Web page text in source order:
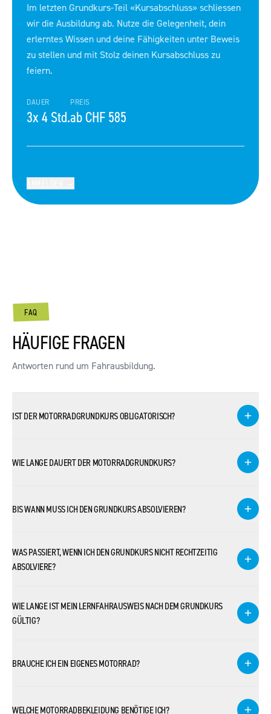
Im letzten Grundkurs-Teil «Kursabschluss» schliessen
wir die Ausbildung ab. Nutze die Gelegenheit, dein
erlerntes Wissen und deine Fähigkeiten unter Beweis
zu stellen und mit Stolz deinen Kursabschluss zu
feiern.
DAUER
3x 4 Std.
PREIS
ab CHF 585
FAQ
HÄUFIGE FRAGEN
Antworten rund um Fahrausbildung.
IST DER MOTORRADGRUNDKURS OBLIGATORISCH?
WIE LANGE DAUERT DER MOTORRADGRUNDKURS?
BIS WANN MUSS ICH DEN GRUNDKURS ABSOLVIEREN?
WAS PASSIERT, WENN ICH DEN GRUNDKURS NICHT RECHTZEITIG
ABSOLVIERE?
WIE LANGE IST MEIN LERNFAHRAUSWEIS NACH DEM GRUNDKURS
GÜLTIG?
BRAUCHE ICH EIN EIGENES MOTORRAD?
WELCHE MOTORRADBEKLEIDUNG BENÖTIGE ICH?